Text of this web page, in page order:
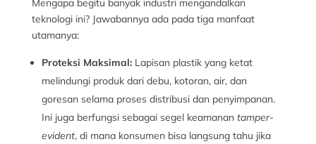
Mengapa begitu banyak industri mengandalkan
teknologi ini? Jawabannya ada pada tiga manfaat
utamanya:
Proteksi Maksimal:Lapisan plastik yang ketat
melindungi produk dari debu, kotoran, air, dan
goresan selama proses distribusi dan penyimpanan.
Ini juga berfungsi sebagai segel keamanan tamper-
evident, di mana konsumen bisa langsung tahu jika